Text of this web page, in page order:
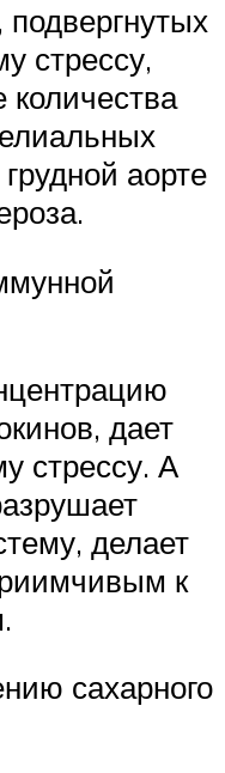
стрессу,
количества
аорте
дает
стрессу. А
делает
к
сахарного